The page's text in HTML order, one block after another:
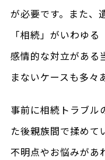
が必要です。また、
「相続」がいわゆる
感情的な対立がある
まないケースも多々
事前に相続トラブル
た後親族間で揉めて
不明点やお悩みがあ